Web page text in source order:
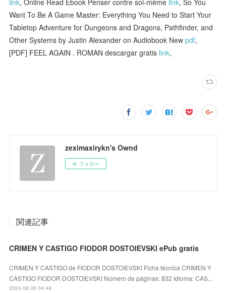
Want To Be A Game Master: Everything You Need to Start Your
Tabletop Adventure for Dungeons and Dragons, Pathfinder, and
Other Systems by Justin Alexander on Audiobook Newpdf,
[PDF] FEEL AGAIN . ROMAN descargar gratis link,
zeximaxirykn's Ownd
フォロー
関連記事
CRIMEN Y CASTIGO FIODOR DOSTOIEVSKI ePub gratis
CRIMEN Y CASTIGO de FIODOR DOSTOIEVSKI Ficha técnica CRIMEN Y
CASTIGO FIODOR DOSTOIEVSKI Número de páginas: 832 Idioma: CAS...
2024.08.06 04:49